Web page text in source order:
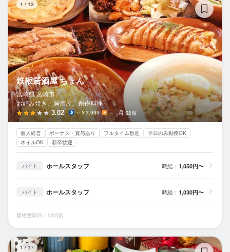
1 / 13
鉄板居酒屋 ちょん
宮崎県 宮崎市 /
お好み焼き、居酒屋、創作料理
3.02 ～￥3,999 － 52席
個人経営 ボーナス・賞与あり フルタイム歓迎
平日のみ勤務OK
ネイルOK
新卒歓迎
バイト ホールスタッフ 時給： 1,050円〜
バイト ホールスタッフ 時給： 1,030円〜
最終更新日：12日前
1 / 17